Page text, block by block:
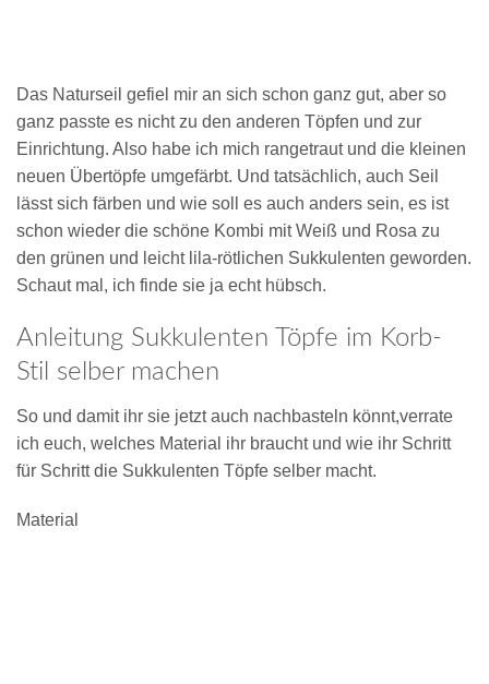
Das Naturseil gefiel mir an sich schon ganz gut, aber so
ganz passte es nicht zu den anderen Töpfen und zur
Einrichtung. Also habe ich mich rangetraut und die kleinen
neuen Übertöpfe umgefärbt. Und tatsächlich, auch Seil
lässt sich färben und wie soll es auch anders sein, es ist
schon wieder die schöne Kombi mit Weiß und Rosa zu
den grünen und leicht lila-rötlichen Sukkulenten geworden.
Schaut mal, ich finde sie ja echt hübsch.
Anleitung Sukkulenten Töpfe im Korb-
Stil selber machen
So und damit ihr sie jetzt auch nachbasteln könnt,verrate
ich euch, welches Material ihr braucht und wie ihr Schritt
für Schritt die Sukkulenten Töpfe selber macht.
Material